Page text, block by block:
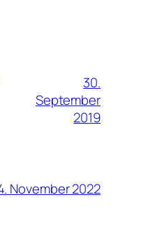
30.
September
2019
November 2022